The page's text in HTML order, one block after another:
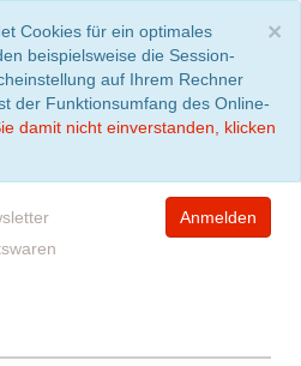
×
Cookies für ein optimales
beispielsweise die Session-
auf Ihrem Rechner
der Funktionsumfang des Online-
damit nicht einverstanden, klicken
Anmelden